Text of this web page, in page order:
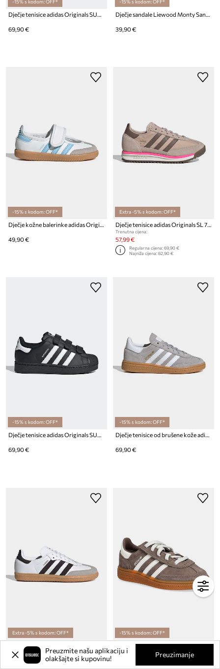
-15% s kodom: OFF*
69,90 €
-15% s kodom: OFF*
39,90 €
-15% s kodom: OFF*
Dječje kožne balerinke adidas Originals SAMBA JANE
49,90 €
Extra -5% s kodom: OFF*
Dječje tenisice adidas Originals SL 72 RS
Trenutna cijena:
57,99 €
Regularna cijena:69,90 €
Najniža cijena:62,90 €
-15% s kodom: OFF*
Dječje tenisice adidas Originals SUPERSTAR II
69,90 €
-15% s kodom: OFF*
Dječje tenisice od brušene kože adidas Originals HANDBALL SPEZIAL
69,90 €
Extra -5% s kodom: OFF*
Trenutna cijena:
79,99 €
-15% s kodom: OFF*
Dječje tenisice adidas Originals HANDBALL SPEZIAL CF EL
Preuzmite našu aplikaciju i
olakšajte si kupovinu!
Preuzimanje